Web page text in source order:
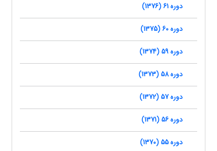
دوره 61 (1376)
دوره 60 (1375)
دوره 59 (1374)
دوره 58 (1373)
دوره 57 (1372)
دوره 56 (1371)
دوره 55 (1370)